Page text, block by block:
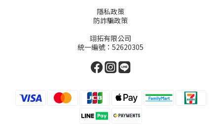
隱私政策
防詐騙政策
翊拓有限公司
統一編號：52620305